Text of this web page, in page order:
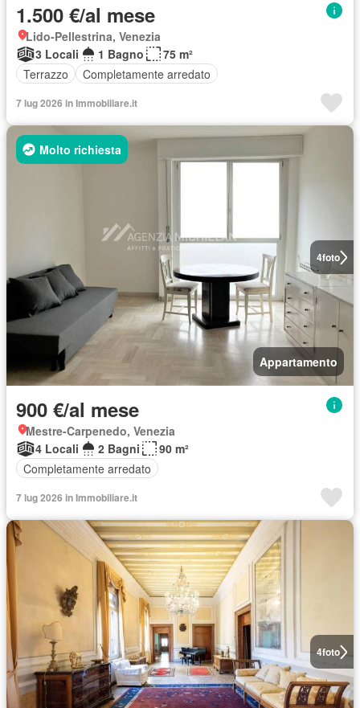
1.500 €/al mese
Lido-Pellestrina, Venezia
3 Locali
1 Bagno
75 m²
Terrazzo
Completamente arredato
7 lug 2026 in Immobiliare.it
4foto
Molto richiesta
Appartamento
900 €/al mese
Mestre-Carpenedo, Venezia
4 Locali
2 Bagni
90 m²
Completamente arredato
7 lug 2026 in Immobiliare.it
4foto